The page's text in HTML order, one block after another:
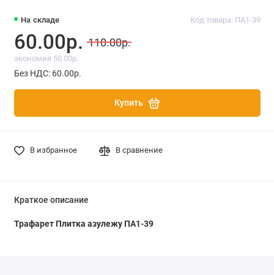
На складе Код товара: ПА1-39
60.00р. 110.00р.
экономия 50.00р.
Без НДС: 60.00р.
Купить
В избранное В сравнение
Краткое описание
Трафарет Плитка азулежу ПА1-39